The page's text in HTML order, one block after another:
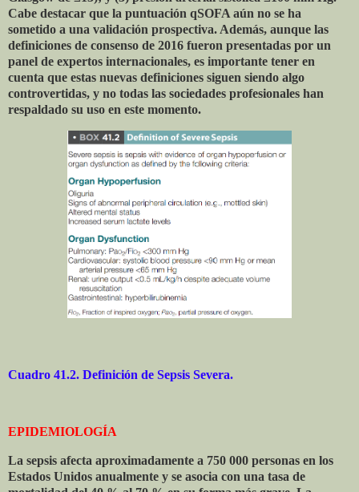
Cabe destacar que la puntuación qSOFA aún no se ha
sometido a una validación prospectiva. Además, aunque las
definiciones de consenso de 2016 fueron presentadas por un
panel de expertos internacionales, es importante tener en
cuenta que estas nuevas definiciones siguen siendo algo
controvertidas, y no todas las sociedades profesionales han
respaldado su uso en este momento.
Cuadro 41.2. Definición de Sepsis Severa.
EPIDEMIOLOGÍA
La sepsis afecta aproximadamente a 750 000 personas en los
Estados Unidos anualmente y se asocia con una tasa de